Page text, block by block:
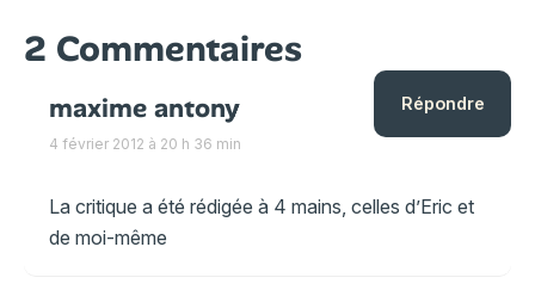
2 Commentaires
maxime antony
4 février 2012 à 20 h 36 min
La critique a été rédigée à 4 mains, celles d’Eric et
de moi-même
Répondre